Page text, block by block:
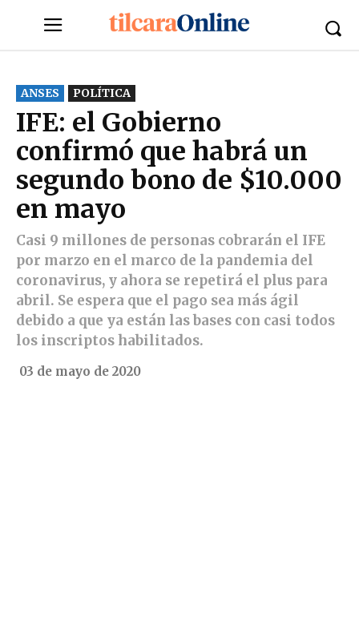
ANSES POLÍTICA
IFE: el Gobierno
confirmó que habrá un
segundo bono de $10.000
en mayo
Casi 9 millones de personas cobrarán el IFE
por marzo en el marco de la pandemia del
coronavirus, y ahora se repetirá el plus para
abril. Se espera que el pago sea más ágil
debido a que ya están las bases con casi todos
los inscriptos habilitados.
03 de mayo de 2020